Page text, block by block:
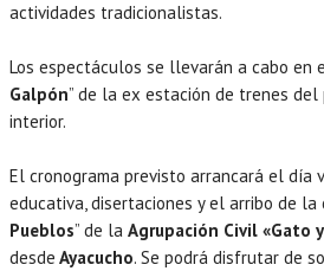
actividades tradicionalistas.
Los espectáculos se llevarán a cabo en
Galpón” de la ex estación de trenes
interior.
El cronograma previsto arrancará el día
educativa, disertaciones y el arribo de
Pueblos” de la Agrupación Civil «Gato
desde Ayacucho. Se podrá disfrutar de